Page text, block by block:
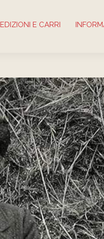
EDIZIONI E CARRI